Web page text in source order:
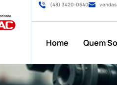
(48) 3420-0640
Home Quem